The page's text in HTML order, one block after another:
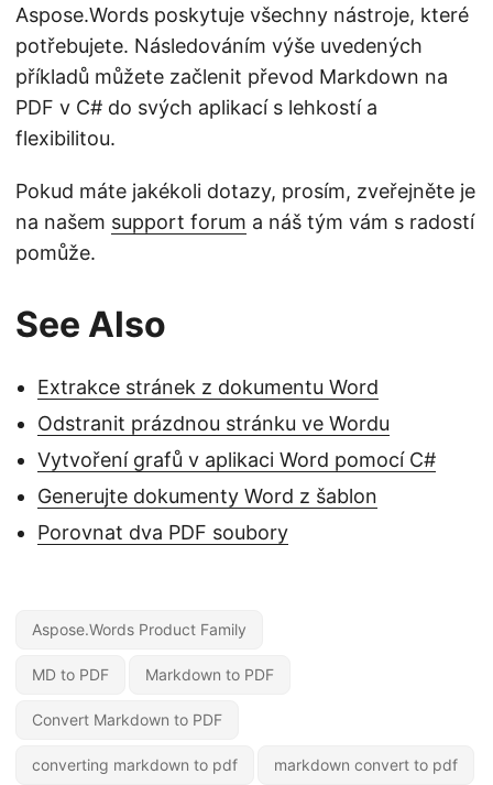
Aspose.Words poskytuje všechny nástroje, které
potřebujete. Následováním výše uvedených
příkladů můžete začlenit převod Markdown na
PDF v C# do svých aplikací s lehkostí a
flexibilitou.
Pokud máte jakékoli dotazy, prosím, zveřejněte je
na našem support forum a náš tým vám s radostí
pomůže.
See Also
Extrakce stránek z dokumentu Word
Odstranit prázdnou stránku ve Wordu
Vytvoření grafů v aplikaci Word pomocí C#
Generujte dokumenty Word z šablon
Porovnat dva PDF soubory
Aspose.Words Product Family
MD to PDF Markdown to PDF
Convert Markdown to PDF
converting markdown to pdf markdown convert to pdf